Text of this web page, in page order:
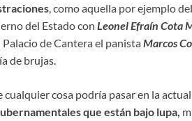
, como aquella por ejemplo
del Estado con Leonel Efraín Cota
de Cantera el panista Marcos
de brujas.
cualquier cosa podría pasar en la
que están bajo lupa,